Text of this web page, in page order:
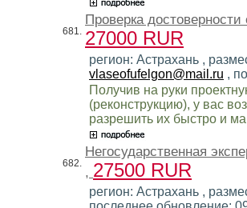
681.
Проверка
27000 RUR
регион: Астрахань ,
vlaseofufelgon@mail.ru ,
Получив на руки
(реконструкцию), у вас
разрешить их быстро и
682.
Негосударственная
, 27500 RUR
регион: Астрахань ,